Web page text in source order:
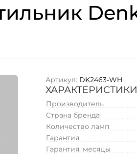
Артикул: DK2463-WH
ХАРАКТЕРИСТИКИ
Производитель
Страна бренда
Количество ламп
Гарантия
Гарантия, месяцы